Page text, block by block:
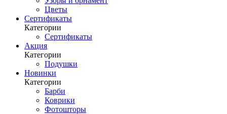
Цветы
Сертификаты
Категории
Сертификаты
Акция
Категории
Подушки
Новинки
Категории
Барби
Коврики
Фотошторы